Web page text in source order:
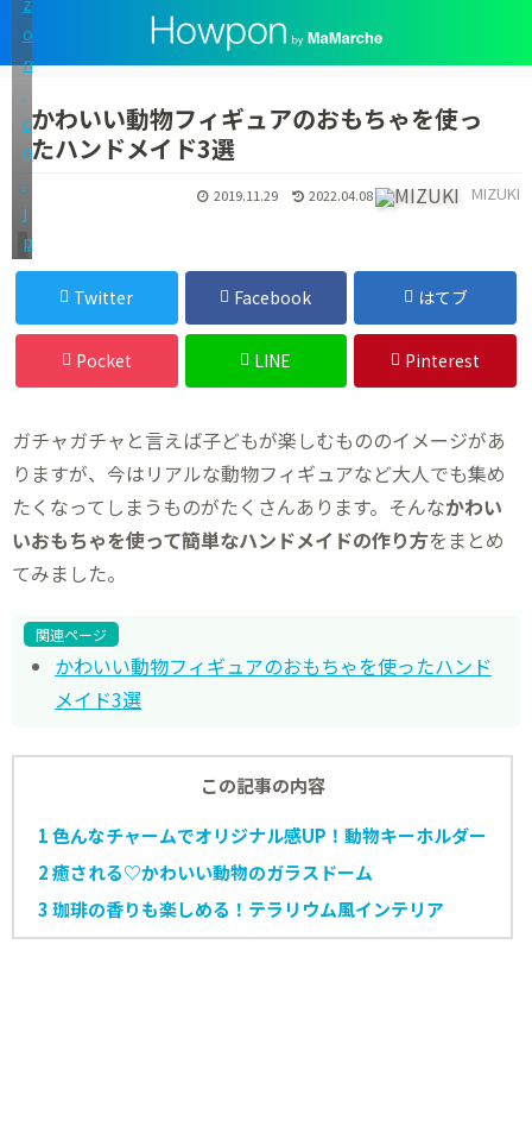
かわいい動物フィギュアのおもちゃを使っ
たハンドメイド3選
MIZUKI
2022.04.08
2019.11.29
ハンドメイド
o
n
.
c
o
.
j
p
Twitter Facebook はてブ
Pocket LINE Pinterest
ガチャガチャと言えば子どもが楽しむもののイメージがあ
りますが、今はリアルな動物フィギュアなど大人でも集め
たくなってしまうものがたくさんあります。そんなかわい
いおもちゃを使って簡単なハンドメイドの作り方をまとめ
てみました。
関連ページ
かわいい動物フィギュアのおもちゃを使ったハンド
メイド3選
この記事の内容
1色んなチャームでオリジナル感UP！動物キーホルダー
2癒される♡かわいい動物のガラスドーム
3珈琲の香りも楽しめる！テラリウム風インテリア